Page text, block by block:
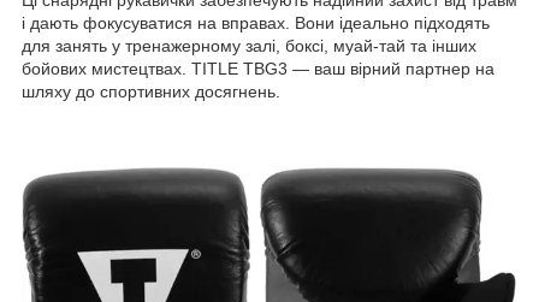
і дають фокусуватися на вправах. Вони ідеально підходять
для занять у тренажерному залі, боксі, муай-тай та інших
бойових мистецтвах. TITLE TBG3 — ваш вірний партнер на
шляху до спортивних досягнень.